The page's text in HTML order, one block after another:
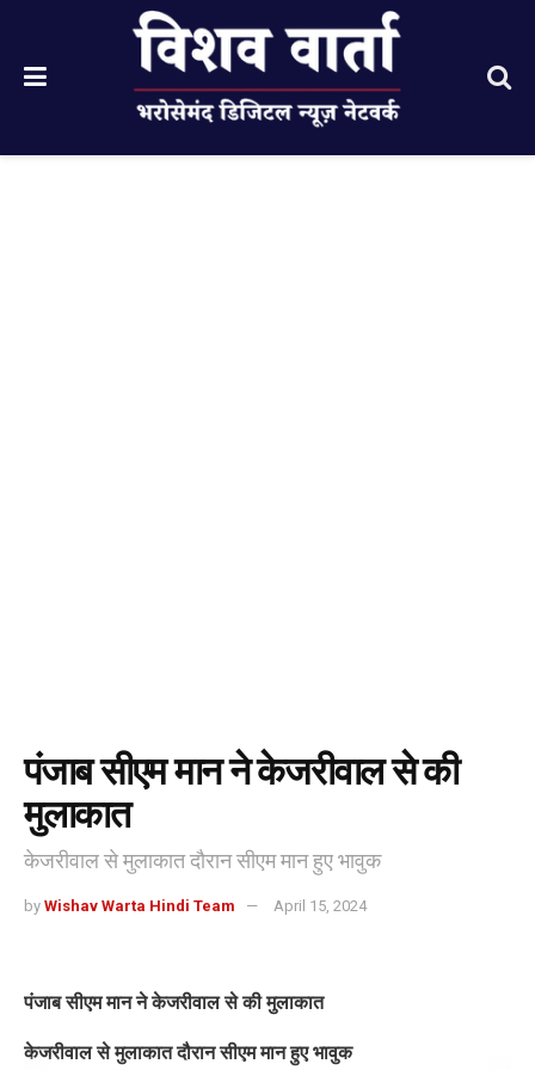
पंजाब सीएम मान ने केजरीवाल से की
मुलाकात
केजरीवाल से मुलाकात दौरान सीएम मान हुए भावुक
by Wishav Warta Hindi Team April 15, 2024
पंजाब सीएम मान ने केजरीवाल से की मुलाकात
केजरीवाल से मुलाकात दौरान सीएम मान हुए भावुक